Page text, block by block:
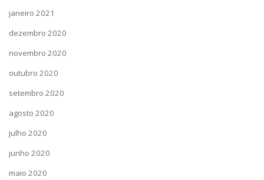
janeiro 2021
dezembro 2020
novembro 2020
outubro 2020
setembro 2020
agosto 2020
julho 2020
junho 2020
maio 2020